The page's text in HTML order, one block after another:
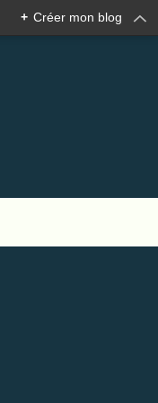
+ Créer mon blog